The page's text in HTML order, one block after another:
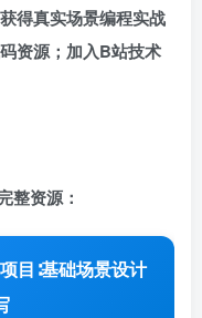
得真实场景编程实战
资源；加入B站技术
整资源：
目∶基础场景设计